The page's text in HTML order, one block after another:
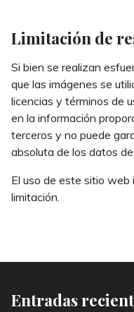
Limitación de
Si bien se realizan
que las imágenes se
licencias y términos de
en la información
terceros y no puede
absoluta de los datos
El uso de este sitio
limitación.
Entradas